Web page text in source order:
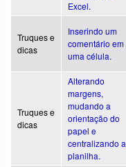
Excel.
Truques e
dicas
Inserindo um
comentário em
uma célula.
Truques e
dicas
Alterando
margens,
mudando a
orientação do
papel e
centralizando a
planilha.